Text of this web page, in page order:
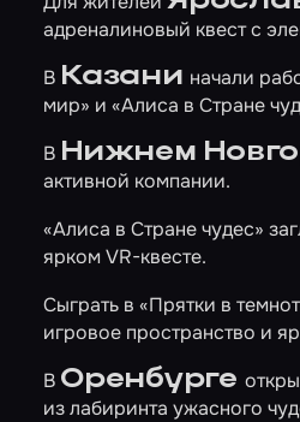
адреналиновый квест с
В Казани начали
мир» и «Алиса в Стране
В Нижнем
активной компании.
«Алиса в Стране чудес»
ярком VR-квесте.
Сыграть в «Прятки в
игровое пространство и
В Оренбурге
из лабиринта ужасного